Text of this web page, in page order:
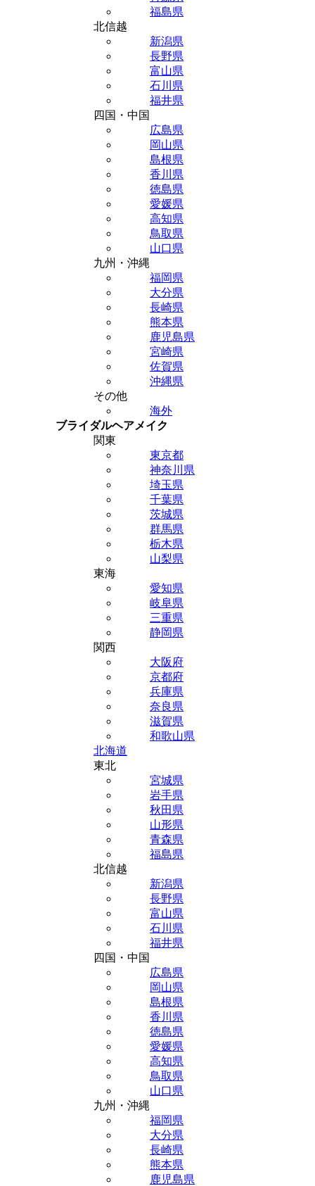
福島県
北信越
新潟県
長野県
富山県
石川県
福井県
四国・中国
広島県
岡山県
島根県
香川県
徳島県
愛媛県
高知県
鳥取県
山口県
九州・沖縄
福岡県
大分県
長崎県
熊本県
鹿児島県
宮崎県
佐賀県
沖縄県
その他
海外
ブライダルヘアメイク
関東
東京都
神奈川県
埼玉県
千葉県
茨城県
群馬県
栃木県
山梨県
東海
愛知県
岐阜県
三重県
静岡県
関西
大阪府
京都府
兵庫県
奈良県
滋賀県
和歌山県
北海道
東北
宮城県
岩手県
秋田県
山形県
青森県
福島県
北信越
新潟県
長野県
富山県
石川県
福井県
四国・中国
広島県
岡山県
島根県
香川県
徳島県
愛媛県
高知県
鳥取県
山口県
九州・沖縄
福岡県
大分県
長崎県
熊本県
鹿児島県